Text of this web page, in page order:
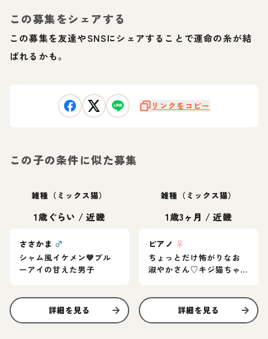
この募集をシェアする
この募集を友達やSNSにシェアすることで運命の糸が結
ばれるかも。
リンクをコピー
この子の条件に似た募集
雑種（ミックス猫）
1歳ぐらい /近畿
ささかま ♂
シャム風イケメン💙ブル
ーアイの甘えた男子
詳細を見る
雑種（ミックス猫）
1歳3ヶ月 /近畿
ピアノ ♀
ちょっとだけ怖がりなお
淑やかさん♡キジ猫ちゃ
詳細を見る